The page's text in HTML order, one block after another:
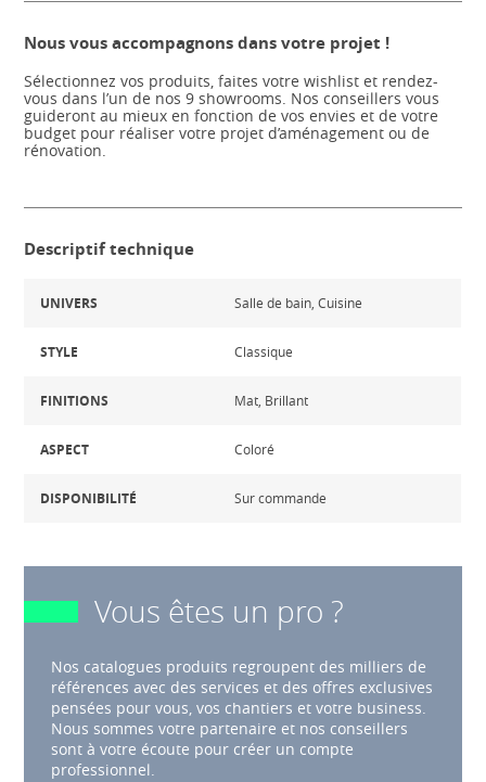
Nous vous accompagnons dans votre projet !
Sélectionnez vos produits, faites votre wishlist et rendez-
vous dans l’un de nos 9 showrooms. Nos conseillers vous
guideront au mieux en fonction de vos envies et de votre
budget pour réaliser votre projet d’aménagement ou de
rénovation.
Descriptif technique
UNIVERS Salle de bain, Cuisine
STYLE Classique
FINITIONS Mat, Brillant
ASPECT Coloré
DISPONIBILITÉ Sur commande
Vous êtes un pro ?
Nos catalogues produits regroupent des milliers de
références avec des services et des offres exclusives
pensées pour vous, vos chantiers et votre business.
Nous sommes votre partenaire et nos conseillers
sont à votre écoute pour créer un compte
professionnel.